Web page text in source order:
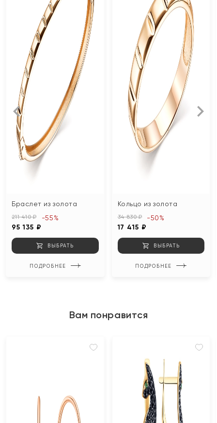
Браслет из золота
211 410 ₽
95 135 ₽
-55%
ВЫБРАТЬ
ПОДРОБНЕЕ
Кольцо из золота
34 830 ₽
17 415 ₽
-50%
ВЫБРАТЬ
ПОДРОБНЕЕ
Вам понравится